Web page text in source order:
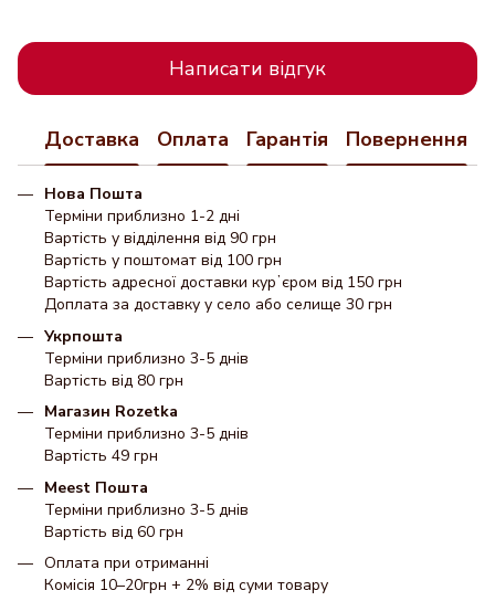
Написати відгук
Доставка Оплата Гарантія Повернення
Нова Пошта
Терміни приблизно 1-2 дні
Вартість у відділення від 90 грн
Вартість у поштомат від 100 грн
Вартість адресної доставки курʼєром від 150 грн
Доплата за доставку у село або селище 30 грн
Укрпошта
Терміни приблизно 3-5 днів
Вартість від 80 грн
Магазин Rozetka
Терміни приблизно 3-5 днів
Вартість 49 грн
Meest Пошта
Терміни приблизно 3-5 днів
Вартість від 60 грн
Оплата при отриманні
Комісія 10–20грн + 2% від суми товару